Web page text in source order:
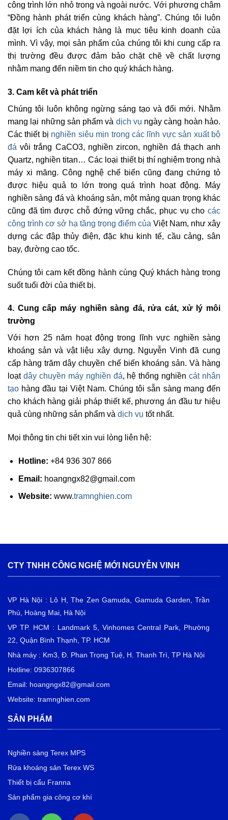
công trình lớn nhỏ trong và ngoài nước. Với phương châm
“Đồng hành phát triển cùng khách hàng”. Chúng tôi luôn
đặt lợi ích của khách hàng là mục tiêu kinh doanh của
mình. Vì vậy, mọi sản phẩm của chúng tôi khi cung cấp ra
thị trường đều được đảm bảo chặt chẽ về chất lượng
nhằm mang đến niềm tin cho quý khách hàng.
3. Cam kết và phát triển
Chúng tôi luôn không ngừng sáng tạo và đổi mới. Nhằm
mang lại những sản phẩm và dịch vụ ngày càng hoàn hảo.
Các thiết bị nghiền siêu mịn trong các lĩnh vực sản xuất bộ
đá vôi trắng CaCO3, nghiền zircon, nghiền đá thạch anh
Quartz, nghiền titan… Các loại thiết bị thí nghiệm trong nhà
máy xi măng. Công nghệ chế biến cũng đang chứng tỏ
được hiệu quả to lớn trong quá trình hoạt động. Máy
nghiền sàng đá và khoáng sản, một mảng quan trọng khác
cũng đã tìm được chỗ đứng vững chắc, phục vụ cho các
công trình cơ sở hạ tầng trọng điểm của Việt Nam, như xây
dựng các đập thủy điện, đặc khu kinh tế, cầu cảng, sân
bay, đường cao tốc.
Chúng tôi cam kết đồng hành cùng Quý khách hàng trong
suốt tuổi đời của thiết bị.
4. Cung cấp máy nghiền sàng đá, rửa cát, xử lý môi
trường
Với hơn 25 năm hoạt động trong lĩnh vực nghiền sàng
khoáng sản và vật liệu xây dựng. Nguyễn Vinh đã cung
cấp hàng trăm dây chuyền chế biến khoáng sản. Và hàng
loạt dây chuyền máy nghiền đá, hệ thống nghiềncát nhân
tạo hàng đầu tại Việt Nam. Chúng tôi sẵn sàng mang đến
cho khách hàng giải pháp thiết kế, phương án đầu tư hiệu
quả cùng những sản phẩm và dịch vụ tốt nhất.
Mọi thông tin chi tiết xin vui lòng liên hệ:
Hotline: +84 936 307 866
Email: hoangngx82@gmail.com
Website: www.tramnghien.com
CTY TNHH CÔNG NGHỆ MỚI NGUYỄN VINH
VP Hà Nội : Lô H, The Zen Gamuda, Gamuda Garden, Trần
Phú, Hoàng Mai, Hà Nội
VP TP. HCM : Landmark 5, Vinhomes Central Park, Phường
22, Quận Bình Thạnh, TP. HCM
Nhà máy : Km3, Đ. Phan Trọng Tuệ, H. Thanh Trì, TP Hà Nội
Hotline: 0936307866
Email: hoangngx82@gmail.com
Website: tramnghien.com
SẢN PHẨM
Nghiền sàng Terex MPS
Rửa khoáng sản Terex WS
Thiết bị cẩu Franna
Sản phẩm gia công cơ khí